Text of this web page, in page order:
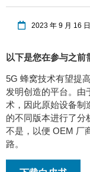
2023 年 9 月 16 日
以下是您在参与之前
5G 蜂窝技术有望提
发明创造的平台。由
术，因此原始设备制
的不同版本进行了分
不是，以便 OEM 厂
路。